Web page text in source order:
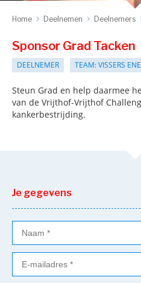
Home Deelnemen Deelnemers
Sponsor Grad Tacken
DEELNEMER TEAM: VISSERS
Steun Grad en help daarmee
van de Vrijthof-Vrijthof
kankerbestrijding.
Je gegevens